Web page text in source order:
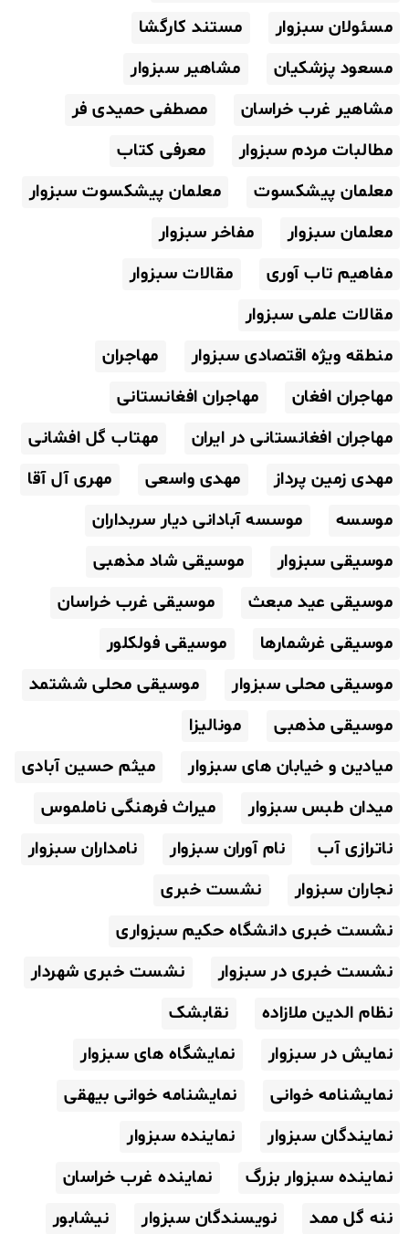
مسئولان سبزوار
مستند کارگشا
مسعود پزشکیان
مشاهیر سبزوار
مشاهیر غرب خراسان
مصطفی حمیدی فر
مطالبات مردم سبزوار
معرفی کتاب
معلمان پیشکسوت
معلمان پیشکسوت سبزوار
معلمان سبزوار
مفاخر سبزوار
مفاهیم تاب آوری
مقالات سبزوار
مقالات علمی سبزوار
منطقه ویژه اقتصادی سبزوار
مهاجران
مهاجران افغان
مهاجران افغانستانی
مهاجران افغانستانی در ایران
مهتاب گل افشانی
مهدی زمین پرداز
مهدی واسعی
مهری آل آقا
موسسه
موسسه آبادانی دیار سربداران
موسیقی سبزوار
موسیقی شاد مذهبی
موسیقی عید مبعث
موسیقی غرب خراسان
موسیقی غرشمارها
موسیقی فولکلور
موسیقی محلی سبزوار
موسیقی محلی ششتمد
موسیقی مذهبی
مونالیزا
میادین و خیابان های سبزوار
میثم حسین آبادی
میدان طبس سبزوار
میراث فرهنگی ناملموس
ناترازی آب
نام آوران سبزوار
نامداران سبزوار
نجاران سبزوار
نشست خبری
نشست خبری دانشگاه حکیم سبزواری
نشست خبری در سبزوار
نشست خبری شهردار
نظام الدین ملازاده
نقابشک
نمایش در سبزوار
نمایشگاه های سبزوار
نمایشنامه خوانی
نمایشنامه خوانی بیهقی
نمایندگان سبزوار
نماینده سبزوار
نماینده سبزوار بزرگ
نماینده غرب خراسان
ننه گل ممد
نویسندگان سبزوار نیشابور